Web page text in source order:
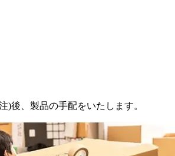
)後、製品の手配をいたします。